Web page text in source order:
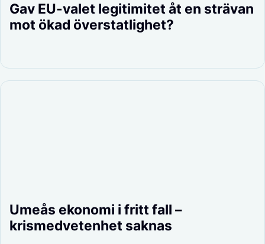
Gav EU-valet legitimitet åt en strävan
mot ökad överstatlighet?
Umeås ekonomi i fritt fall –
krismedvetenhet saknas